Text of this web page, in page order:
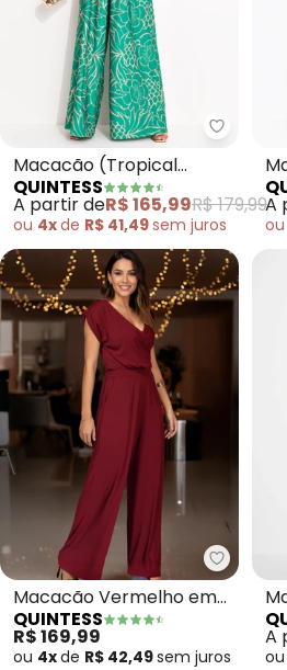
Macacão (Tropical
Verde) em Malha Fria
QUINTESS
A partir deR$ 165,99R$ 179,99
ou 4xde R$ 41,49sem juros
A
ou
Macacão Vermelho em
Malha de Viscose
QUINTESS
R$ 169,99
ou 4xde R$ 42,49sem juros
A
ou